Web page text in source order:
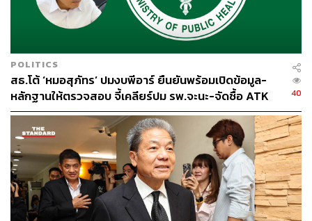
POLITICS
สธ.โต้ ‘หมอสุภัทร’ ปมงบพีอาร์ ยืนยันพร้อมเปิดข้อมูล-
หลักฐานให้ตรวจสอบ จี้เคลียร์ปม รพ.จะนะ-จัดซื้อ ATK
40